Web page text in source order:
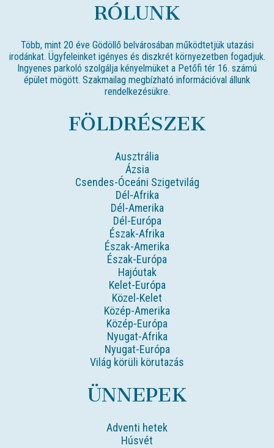
RÓLUNK
Több, mint 20 éve Gödöllő belvárosában működtetjük utazási
irodánkat. Ügyfeleinket igényes és diszkrét környezetben fogadjuk.
Ingyenes parkoló szolgálja kényelmüket a Petőfi tér 16. számú
épület mögött. Szakmailag megbízható információval állunk
rendelkezésükre.
FÖLDRÉSZEK
Ausztrália
Ázsia
Csendes-Óceáni Szigetvilág
Dél-Afrika
Dél-Amerika
Dél-Európa
Észak-Afrika
Észak-Amerika
Észak-Európa
Hajóutak
Kelet-Európa
Közel-Kelet
Közép-Amerika
Közép-Európa
Nyugat-Afrika
Nyugat-Európa
Világ körüli körutazás
ÜNNEPEK
Adventi hetek
Húsvét